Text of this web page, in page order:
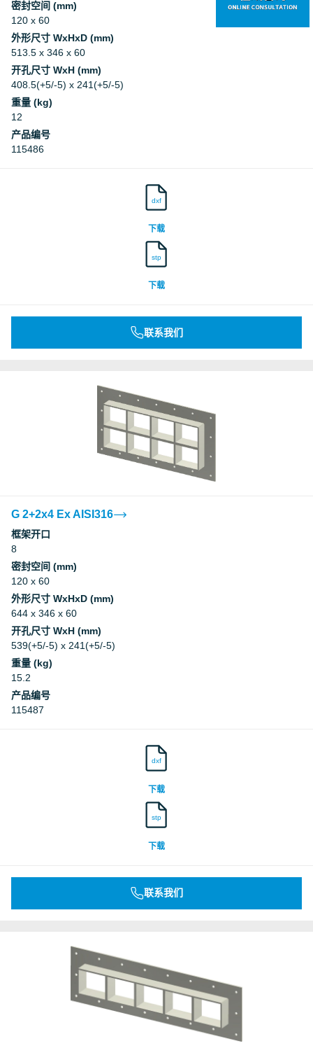
密封空间 (mm)
120 x 60
外形尺寸 WxHxD (mm)
513.5 x 346 x 60
开孔尺寸 WxH (mm)
408.5(+5/-5) x 241(+5/-5)
重量 (kg)
12
产品编号
115486
dxf
下载
stp
下载
联系我们
G 2+2x4 Ex AISI316
框架开口
8
密封空间 (mm)
120 x 60
外形尺寸 WxHxD (mm)
644 x 346 x 60
开孔尺寸 WxH (mm)
539(+5/-5) x 241(+5/-5)
重量 (kg)
15.2
产品编号
115487
dxf
下载
stp
下载
联系我们